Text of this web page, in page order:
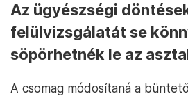
Az ügyészségi
felülvizsgálatát se
söpörhetnék le az
A csomag módosítaná a